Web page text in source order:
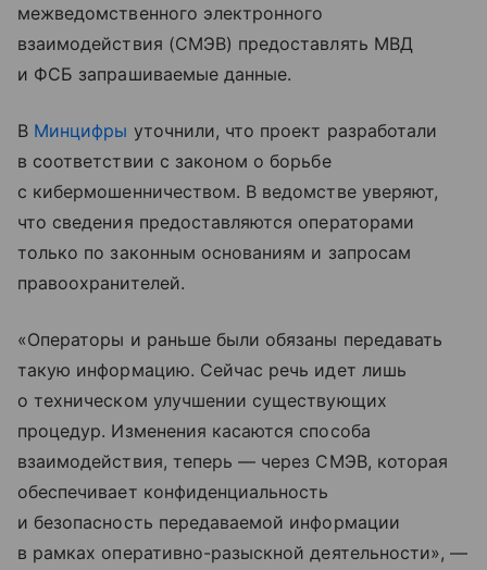
межведомственного электронного
взаимодействия (СМЭВ) предоставлять МВД
и ФСБ запрашиваемые данные.
В Минцифры уточнили, что проект разработали
в соответствии с законом о борьбе
с кибермошенничеством. В ведомстве уверяют,
что сведения предоставляются операторами
только по законным основаниям и запросам
правоохранителей.
«Операторы и раньше были обязаны передавать
такую информацию. Сейчас речь идет лишь
о техническом улучшении существующих
процедур. Изменения касаются способа
взаимодействия, теперь — через СМЭВ, которая
обеспечивает конфиденциальность
и безопасность передаваемой информации
в рамках оперативно-разыскной деятельности», —